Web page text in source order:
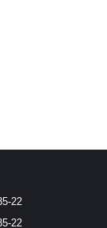
22
22